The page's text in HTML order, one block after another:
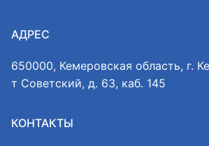
АДРЕС
650000, Кемеровская область, г.
т Советский, д. 63, каб. 145
КОНТАКТЫ